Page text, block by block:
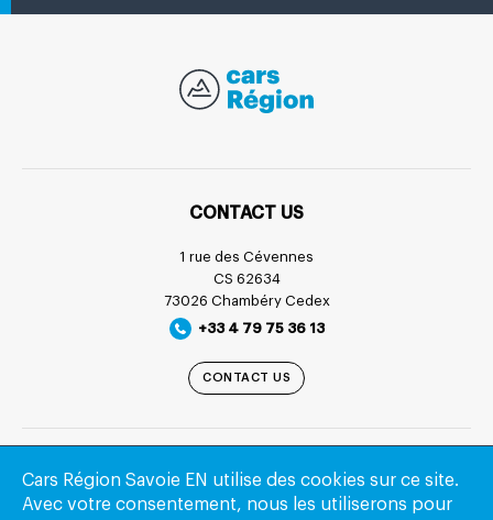
Cars Région Savoie EN utilise des cookies sur ce site.
Avec votre consentement, nous les utiliserons pour
CONTACT US
1 rue des Cévennes
CS 62634
73026 Chambéry Cedex
+33 4 79 75 36 13
CONTACT US
USEFUL LINKS
Buy